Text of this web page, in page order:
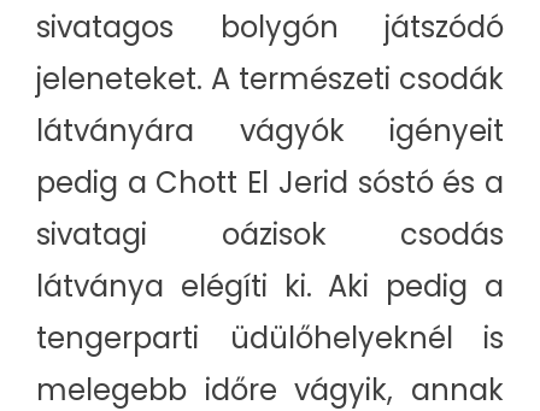
sivatagos bolygón játszódó
jeleneteket. A természeti csodák
látványára vágyók igényeit
pedig a Chott El Jerid sóstó és a
sivatagi oázisok csodás
látványa elégíti ki. Aki pedig a
tengerparti üdülőhelyeknél is
melegebb időre vágyik, annak